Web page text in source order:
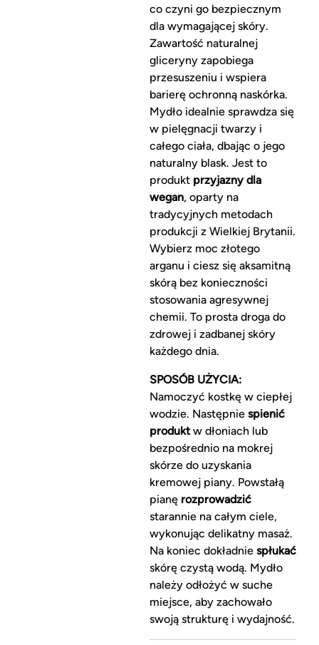
co czyni go bezpiecznym
dla wymagającej skóry.
Zawartość naturalnej
gliceryny zapobiega
przesuszeniu i wspiera
barierę ochronną naskórka.
Mydło idealnie sprawdza się
w pielęgnacji twarzy i
całego ciała, dbając o jego
naturalny blask. Jest to
produkt przyjazny dla
wegan, oparty na
tradycyjnych metodach
produkcji z Wielkiej Brytanii.
Wybierz moc złotego
arganu i ciesz się aksamitną
skórą bez konieczności
stosowania agresywnej
chemii. To prosta droga do
zdrowej i zadbanej skóry
każdego dnia.
SPOSÓB UŻYCIA:
Namoczyć kostkę w ciepłej
wodzie. Następnie spienić
produktw dłoniach lub
bezpośrednio na mokrej
skórze do uzyskania
kremowej piany. Powstałą
pianę rozprowadzić
starannie na całym ciele,
wykonując delikatny masaż.
Na koniec dokładnie spłukać
skórę czystą wodą. Mydło
należy odłożyć w suche
miejsce, aby zachowało
swoją strukturę i wydajność.